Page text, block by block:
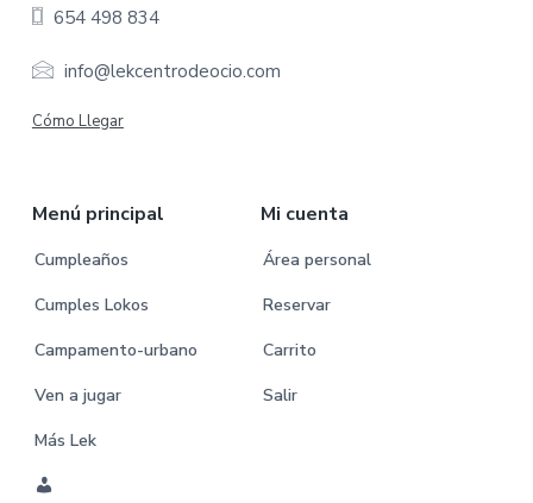
654 498 834
info@lekcentrodeocio.com
Cómo Llegar
Menú principal
Cumpleaños
Cumples Lokos
Campamento-urbano
Ven a jugar
Más Lek
Mi cuenta
Área personal
Reservar
Carrito
Salir